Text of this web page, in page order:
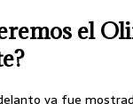
el
ya fue